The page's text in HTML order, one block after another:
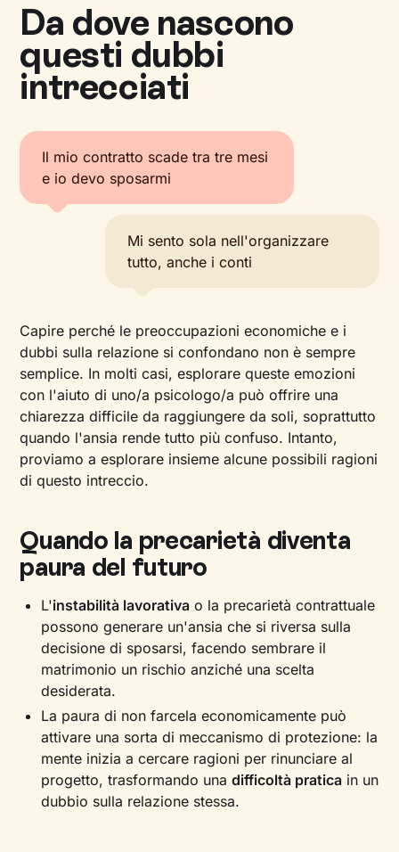
Da dove nascono
questi dubbi
intrecciati
Il mio contratto scade tra tre mesi
e io devo sposarmi
Mi sento sola nell'organizzare
tutto, anche i conti
Capire perché le preoccupazioni economiche e i
dubbi sulla relazione si confondano non è sempre
semplice. In molti casi, esplorare queste emozioni
con l'aiuto di uno/a psicologo/a può offrire una
chiarezza difficile da raggiungere da soli, soprattutto
quando l'ansia rende tutto più confuso. Intanto,
proviamo a esplorare insieme alcune possibili ragioni
di questo intreccio.
Quando la precarietà diventa
paura del futuro
L'instabilità lavorativa o la precarietà contrattuale
possono generare un'ansia che si riversa sulla
decisione di sposarsi, facendo sembrare il
matrimonio un rischio anziché una scelta
desiderata.
La paura di non farcela economicamente può
attivare una sorta di meccanismo di protezione: la
mente inizia a cercare ragioni per rinunciare al
progetto, trasformando unadifficoltà pratica in un
dubbio sulla relazione stessa.